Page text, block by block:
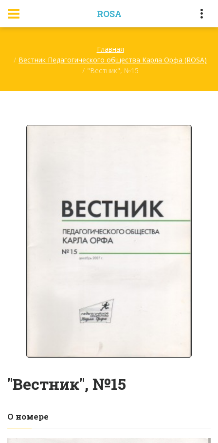
ROSA
Главная
Вестник Педагогического общества Карла Орфа (ROSA)
"Вестник", №15
"Вестник", №15
О номере